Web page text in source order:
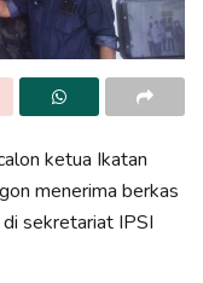
ketua Ikatan
menerima berkas
sekretariat IPSI